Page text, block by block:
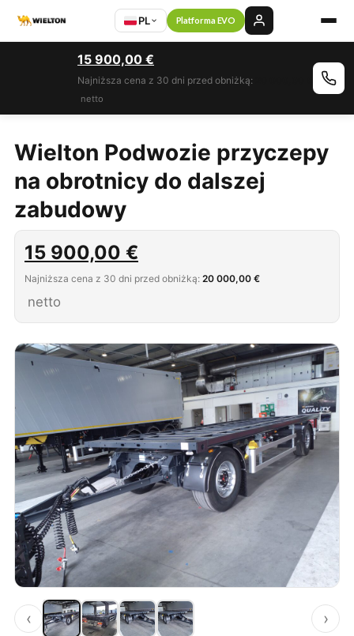
PL Platforma EVO
15 900,00 €
Najniższa cena z 30 dni przed obniżką:
netto
Wielton Podwozie przyczepy
na obrotnicy do dalszej
zabudowy
15 900,00 €
Najniższa cena z 30 dni przed obniżką: 20 000,00 €
netto
‹ ›